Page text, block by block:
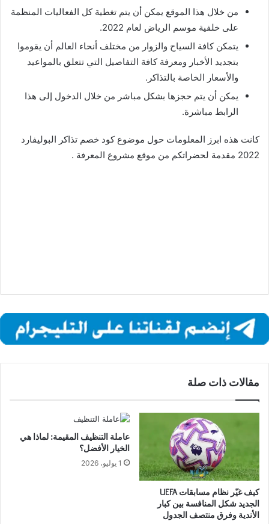
من خلال هذا الموقع يمكن أن يتم تغطية كل الفعاليات المنظمة
على خلفية موسم الرياض لعام 2022.
يتمكن كافة السياح والزوار من مختلف أنحاء العالم أن يقوموا
بتجديد الأخبار ومعرفة كافة التفاصيل التي تتعلق بالمواعيد
والأسعار الخاصة بالتذاكر.
يمكن أن يتم حجزها بشكل مباشر من خلال الدخول إلى هذا
الرابط مباشرة.
كانت هذه ابرز المعلومات حول موضوع كود خصم تذاكر البوليفارد
2022 مقدمة لحضراتكم من موقع مشروع المعرفة .
مقالات ذات صلة
كيف غيّر نظام مسابقات UEFA
الجديد شكل المنافسة بين كبار
الأندية وفرق منتصف الجدول
عاملة التنظيف المقيمة: لماذا هي
الخيار الأفضل؟
1 يوليو، 2026